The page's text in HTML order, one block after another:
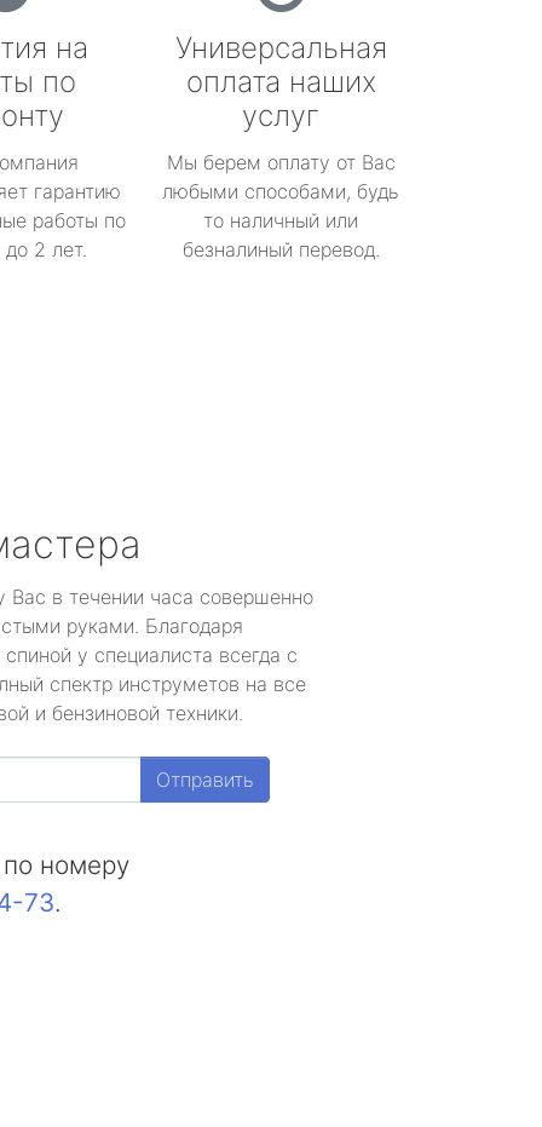
на
по
гарантию
работы по
2 лет.
Универсальная
оплата наших
услуг
Мы берем оплату от Вас
любыми способами, будь
то наличный или
безналиный перевод.
Вас в течении часа совершенно
руками. Благодаря
у специалиста всегда с
спектр инструметов на все
и бензиновой техники.
Отправить
номеру
73.